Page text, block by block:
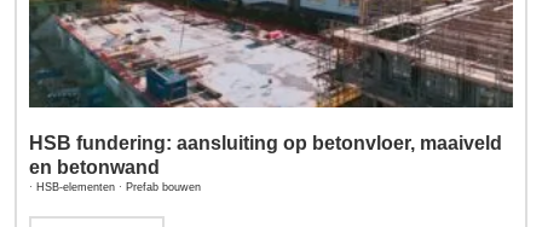
HSB fundering: aansluiting op betonvloer, maaiveld
en betonwand
· HSB-elementen · Prefab bouwen